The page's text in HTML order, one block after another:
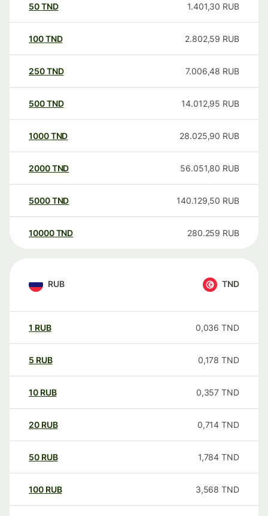
50TND 1.401,30 RUB
100TND 2.802,59 RUB
250TND 7.006,48 RUB
500TND 14.012,95 RUB
1000TND 28.025,90 RUB
2000TND 56.051,80 RUB
5000TND 140.129,50 RUB
10000 TND 280.259 RUB
RUB TND
1 RUB 0,036 TND
5 RUB 0,178 TND
10 RUB 0,357 TND
20 RUB 0,714 TND
50 RUB 1,784 TND
100 RUB 3,568 TND